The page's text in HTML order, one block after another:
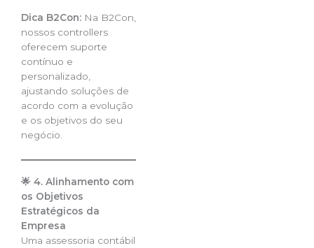
Dica B2Con: Na B2Con,
nossos controllers
oferecem suporte
contínuo e
personalizado,
ajustando soluções de
acordo com a evolução
e os objetivos do seu
negócio.
🌟 4. Alinhamento com
os Objetivos
Estratégicos da
Empresa
Uma assessoria contábil